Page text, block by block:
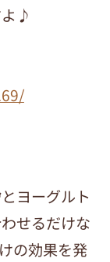
よ♪
ヨーグルト
せるだけな
の効果を発